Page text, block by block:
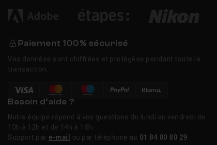
Paiement 100% sécurisé
Vos données sont chiffrées et protégées pendant toute la
transaction.
Besoin d’aide ?
Notre équipe répond à vos questions du lundi au vendredi de
10h à 12h et de 14h à 16h.
Support par e-mail ou par téléphone au 01 84 80 80 29